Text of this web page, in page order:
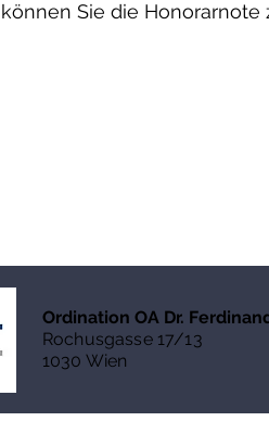
können Sie die
Ordination OA Dr.
Rochusgasse 17/13
1030 Wien